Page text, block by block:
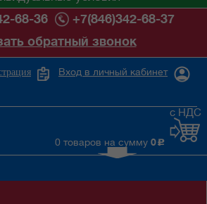
68-36
+7(846)342-68-37
обратный звонок
Вход в личный кабинет
0 товаров на сумму 0 c
с НДС